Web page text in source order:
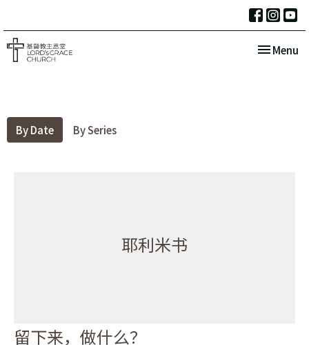
Toggle
Menu
By Date By Series
耶利米书
留下来，做什么？